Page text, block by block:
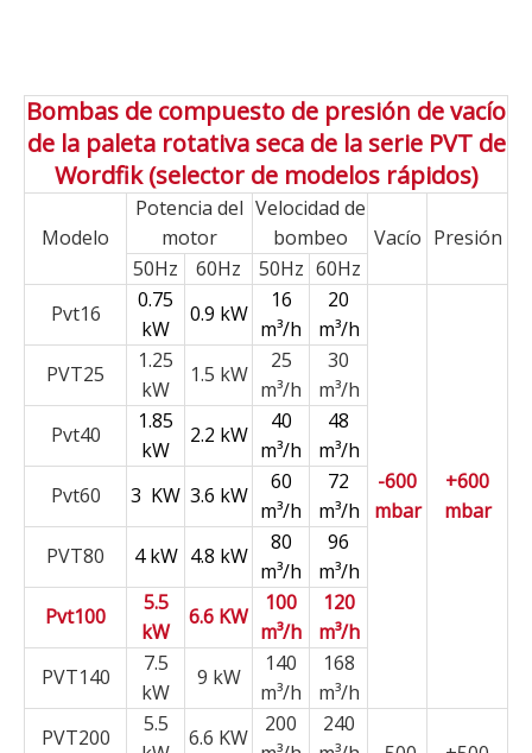
Bombas de compuesto de presión de vacío
de la paleta rotativa seca de la serie PVT de
Wordfik (selector de modelos rápidos)
Modelo
Potencia del
motor
Velocidad de
bombeo
Vacío Presión
50Hz
60Hz 50Hz 60Hz
Pvt16
0.75
kW
0.9 kW
16
m³/h
20
m³/h
-600
mbar
+600
mbar
PVT25
1.25
kW
1.5 kW
25
m³/h
30
m³/h
Pvt40
1.85
kW
2.2 kW
40
m³/h
48
m³/h
Pvt60
3 KW 3.6 kW
60
m³/h
72
m³/h
PVT80
4 kW 4.8 kW
80
m³/h
96
m³/h
Pvt100
5.5
kW
6.6 KW
100
m³/h
120
m³/h
PVT140
7.5
kW
9 kW
140
m³/h
168
m³/h
PVT200
5.5
6.6 KW
200
240